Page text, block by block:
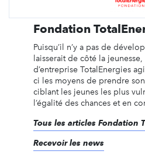
Fondation
Puisqu’il n’y a pas de
laisserait de côté la
d’entreprise TotalEnergies
ci les moyens de prendre
ciblant les jeunes les plus
l’égalité des chances et en
Tous les articles Fondation
Recevoir les news